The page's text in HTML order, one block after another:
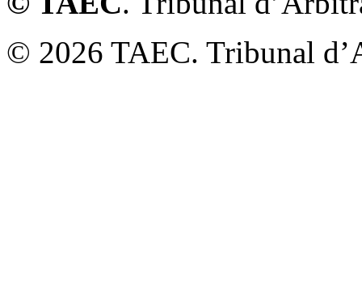
© 2026 TAEC. Tribunal